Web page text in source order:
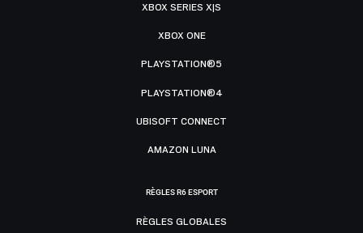
XBOX SERIES X|S
XBOX ONE
PLAYSTATION®5
PLAYSTATION®4
UBISOFT CONNECT
AMAZON LUNA
RÈGLES R6 ESPORT
RÈGLES GLOBALES